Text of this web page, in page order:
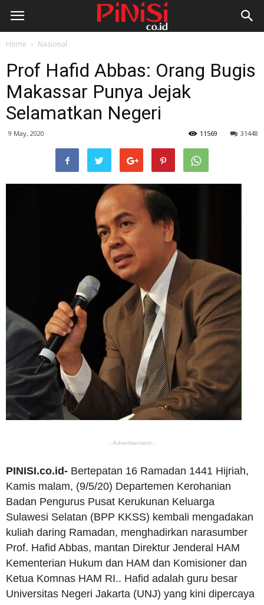
Home Nasional
Prof Hafid Abbas: Orang Bugis
Makassar Punya Jejak
Selamatkan Negeri
9 May, 2020 31448
11569
- Advertisement -
PINISI.co.id- Bertepatan 16 Ramadan 1441 Hijriah,
Kamis malam, (9/5/20) Departemen Kerohanian
Badan Pengurus Pusat Kerukunan Keluarga
Sulawesi Selatan (BPP KKSS) kembali mengadakan
kuliah daring Ramadan, menghadirkan narasumber
Prof. Hafid Abbas, mantan Direktur Jenderal HAM
Kementerian Hukum dan HAM dan Komisioner dan
Ketua Komnas HAM RI.. Hafid adalah guru besar
Universitas Negeri Jakarta (UNJ) yang kini dipercaya